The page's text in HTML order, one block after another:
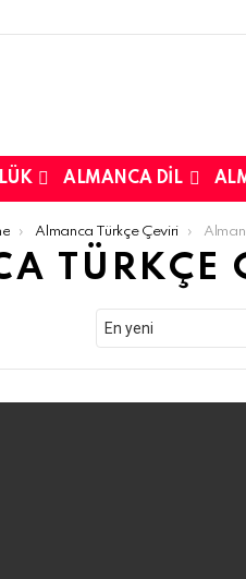
ALMANCA DIL
Almanca Türkçe Çeviri
TÜRKÇE